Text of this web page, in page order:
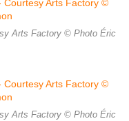
Arts Factory © Photo Éric
Arts Factory © Photo Éric